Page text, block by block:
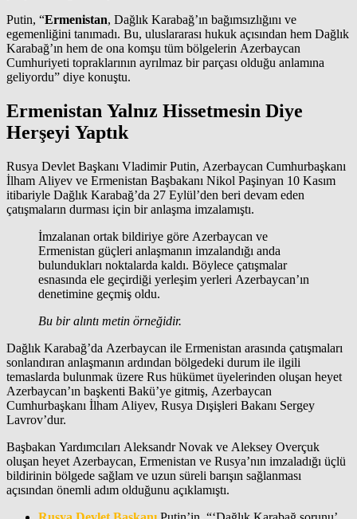
Putin, “Ermenistan, Dağlık Karabağ’ın bağımsızlığını ve
egemenliğini tanımadı. Bu, uluslararası hukuk açısından hem Dağlık
Karabağ’ın hem de ona komşu tüm bölgelerin Azerbaycan
Cumhuriyeti topraklarının ayrılmaz bir parçası olduğu anlamına
geliyordu” diye konuştu.
Ermenistan Yalnız Hissetmesin Diye
Herşeyi Yaptık
Rusya Devlet Başkanı Vladimir Putin, Azerbaycan Cumhurbaşkanı
İlham Aliyev ve Ermenistan Başbakanı Nikol Paşinyan 10 Kasım
itibariyle Dağlık Karabağ’da 27 Eylül’den beri devam eden
çatışmaların durması için bir anlaşma imzalamıştı.
İmzalanan ortak bildiriye göre Azerbaycan ve
Ermenistan güçleri anlaşmanın imzalandığı anda
bulundukları noktalarda kaldı. Böylece çatışmalar
esnasında ele geçirdiği yerleşim yerleri Azerbaycan’ın
denetimine geçmiş oldu.
Bu bir alıntı metin örneğidir.
Dağlık Karabağ’da Azerbaycan ile Ermenistan arasında çatışmaları
sonlandıran anlaşmanın ardından bölgedeki durum ile ilgili
temaslarda bulunmak üzere Rus hükümet üyelerinden oluşan heyet
Azerbaycan’ın başkenti Bakü’ye gitmiş, Azerbaycan
Cumhurbaşkanı İlham Aliyev, Rusya Dışişleri Bakanı Sergey
Lavrov’dur.
Başbakan Yardımcıları Aleksandr Novak ve Aleksey Overçuk
oluşan heyet Azerbaycan, Ermenistan ve Rusya’nın imzaladığı üçlü
bildirinin bölgede sağlam ve uzun süreli barışın sağlanması
açısından önemli adım olduğunu açıklamıştı.